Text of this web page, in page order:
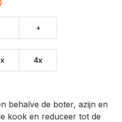
+
4x
behalve de boter, azijn en
kook en reduceer tot de